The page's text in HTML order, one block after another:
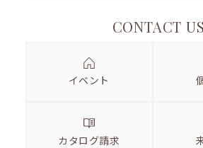
CONTACT US
イベント
カタログ請求